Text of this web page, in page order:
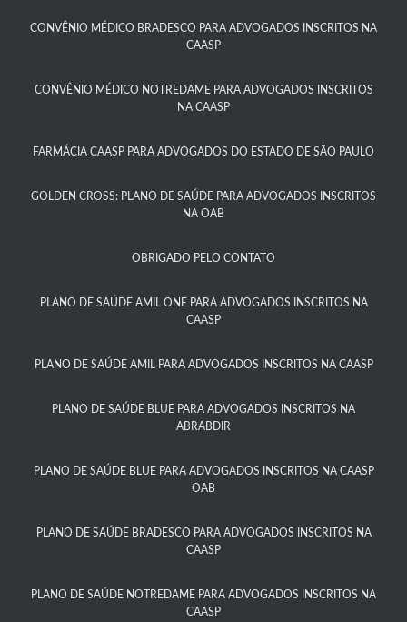
CONVÊNIO MÉDICO BRADESCO PARA ADVOGADOS INSCRITOS NA
CAASP​
CONVÊNIO MÉDICO NOTREDAME PARA ADVOGADOS INSCRITOS
NA CAASP​
FARMÁCIA CAASP PARA ADVOGADOS DO ESTADO DE SÃO PAULO​
GOLDEN CROSS: PLANO DE SAÚDE PARA ADVOGADOS INSCRITOS
NA OAB
OBRIGADO PELO CONTATO
PLANO DE SAÚDE AMIL ONE PARA ADVOGADOS INSCRITOS NA
CAASP​
PLANO DE SAÚDE AMIL PARA ADVOGADOS INSCRITOS NA CAASP
PLANO DE SAÚDE BLUE PARA ADVOGADOS INSCRITOS NA
ABRABDIR
PLANO DE SAÚDE BLUE PARA ADVOGADOS INSCRITOS NA CAASP
OAB
PLANO DE SAÚDE BRADESCO PARA ADVOGADOS INSCRITOS NA
CAASP​
PLANO DE SAÚDE NOTREDAME PARA ADVOGADOS INSCRITOS NA
CAASP​